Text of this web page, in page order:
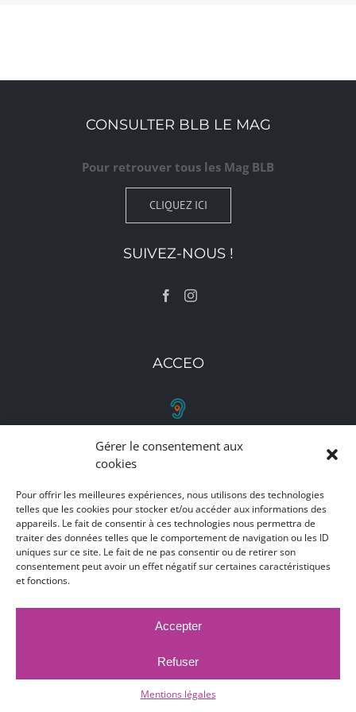
Gérer le consentement aux
cookies
Pour offrir les meilleures expériences, nous utilisons des technologies
telles que les cookies pour stocker et/ou accéder aux informations des
appareils. Le fait de consentir à ces technologies nous permettra de
traiter des données telles que le comportement de navigation ou les ID
uniques sur ce site. Le fait de ne pas consentir ou de retirer son
consentement peut avoir un effet négatif sur certaines caractéristiques
et fonctions.
Accepter
Refuser
Mentions légales
CONSULTER BLB LE MAG
Pour retrouver tous les Mag BLB
CLIQUEZ ICI
SUIVEZ-NOUS !
ACCEO
RETROUVEZ-NOUS
Toutes nos adresses, coordonnées et horaires
d'ouverture
CLIQUEZ ICI
PUBLICATIONS LÉGALES
ACCEO